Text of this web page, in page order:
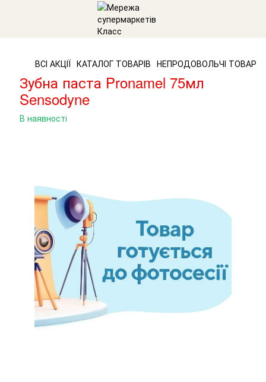
ВСІ АКЦІЇ КАТАЛОГ ТОВАРІВ НЕПРОДОВОЛЬЧІ ТОВАРИ
Зубна паста Pronamel 75мл
Sensodyne
В наявності